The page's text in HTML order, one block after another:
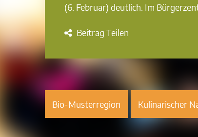
(6. Februar) deutlich. Im
Beitrag Teilen
Bio-Musterregion Kulinarischer